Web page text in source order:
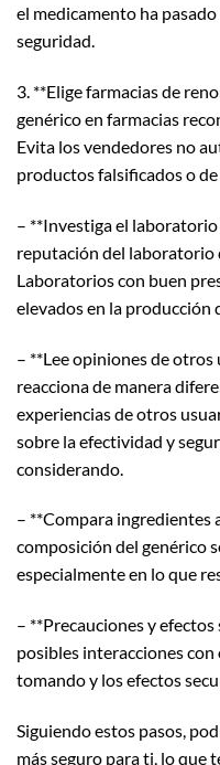
el medicamento ha
seguridad.
3. **Elige farmacias de
genérico en farmacias
Evita los vendedores no
productos falsificados o
– **Investiga el
reputación del laboratorio
Laboratorios con buen
elevados en la producción
– **Lee opiniones de
reacciona de manera
experiencias de otros
sobre la efectividad y
considerando.
– **Compara ingredientes
composición del genérico
especialmente en lo que
– **Precauciones y
posibles interacciones
tomando y los efectos
Siguiendo estos pasos,
más seguro para ti, lo que